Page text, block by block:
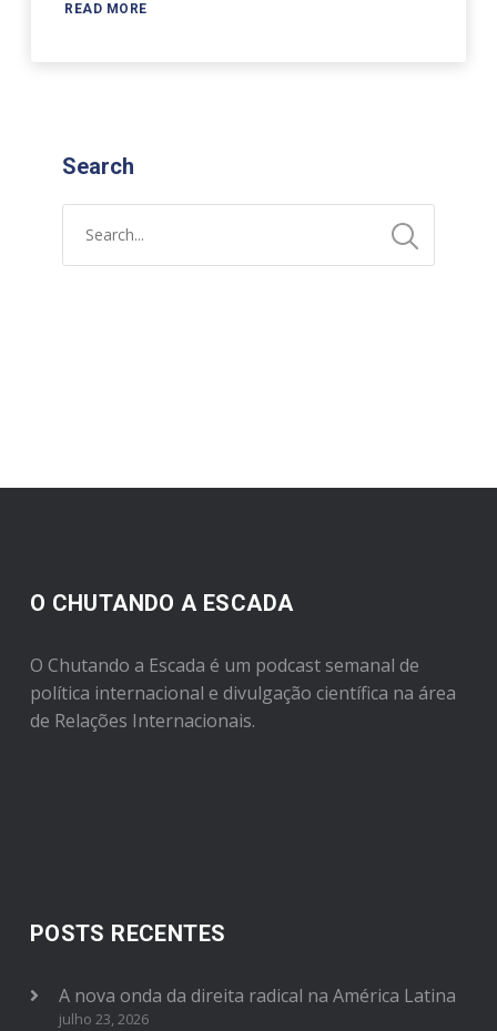
READ MORE
Search
O CHUTANDO A ESCADA
O Chutando a Escada é um podcast semanal de
política internacional e divulgação científica na área
de Relações Internacionais.
POSTS RECENTES
A nova onda da direita radical na América Latina
julho 23, 2026